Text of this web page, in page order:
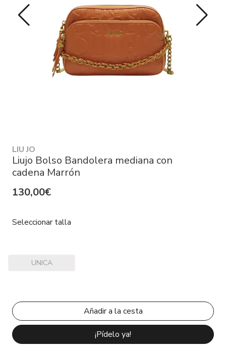
LIU JO
Liujo Bolso Bandolera mediana con
cadena Marrón
130,00€
Seleccionar talla
UNICA
¡Pídelo ya!